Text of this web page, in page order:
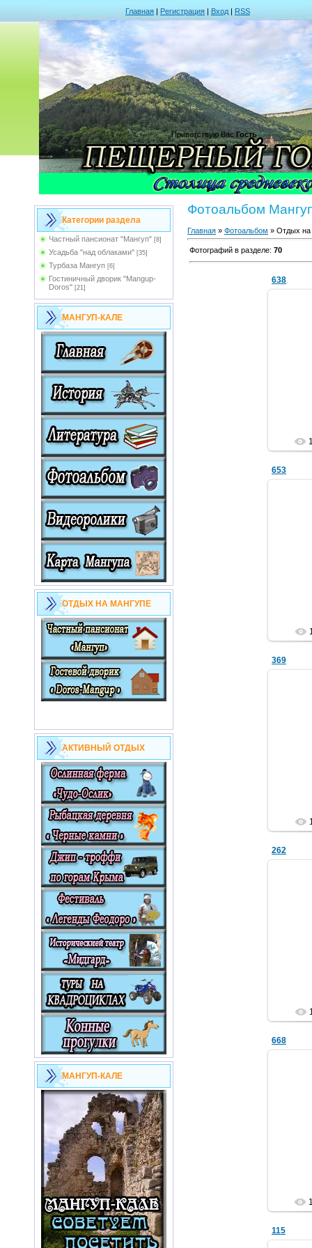
Главная | Регистрация | Вход | RSS
Приветствую Вас Гость
Категории раздела
Частный пансионат "Мангуп" [8]
Усадьба "над облаками" [35]
Турбаза Мангуп [6]
Гостиничный дворик "Mangup-
Doros" [21]
МАНГУП-КАЛЕ
ОТДЫХ НА МАНГУПЕ
АКТИВНЫЙ ОТДЫХ
МАНГУП-КАЛЕ
Фотоальбом
Главная » Фотоальбом » Отдых на
Фотографий в разделе: 70
638
653
369
262
668
115